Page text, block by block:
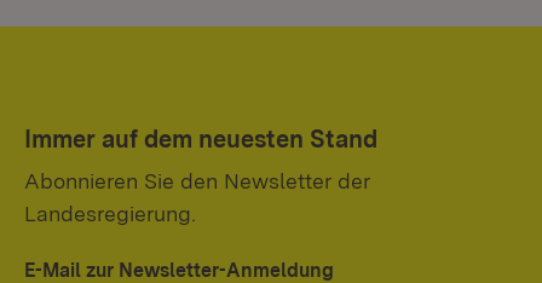
Immer auf dem neuesten Stand
Abonnieren Sie den Newsletter der
Landesregierung.
E-Mail zur Newsletter-Anmeldung